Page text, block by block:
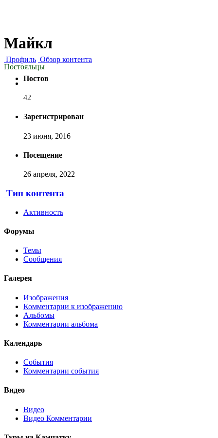
Майкл
Постояльцы
Профиль Обзор контента
Постов
42
Зарегистрирован
23 июня, 2016
Посещение
26 апреля, 2022
Тип контента
Активность
Форумы
Темы
Сообщения
Галерея
Изображения
Комментарии к изображению
Альбомы
Комментарии альбома
Календарь
События
Комментарии события
Видео
Видео
Видео Комментарии